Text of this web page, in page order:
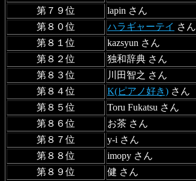
第７９位
lapin さん
第８０位
ハラギャーテイ さん
第８１位
kazsyun さん
第８２位
独和辞典 さん
第８３位
川田智之 さん
第８４位
K(ピアノ好き) さん
第８５位
Toru Fukatsu さん
第８６位
お茶 さん
第８７位
y-i さん
第８８位
imopy さん
第８９位
健 さん